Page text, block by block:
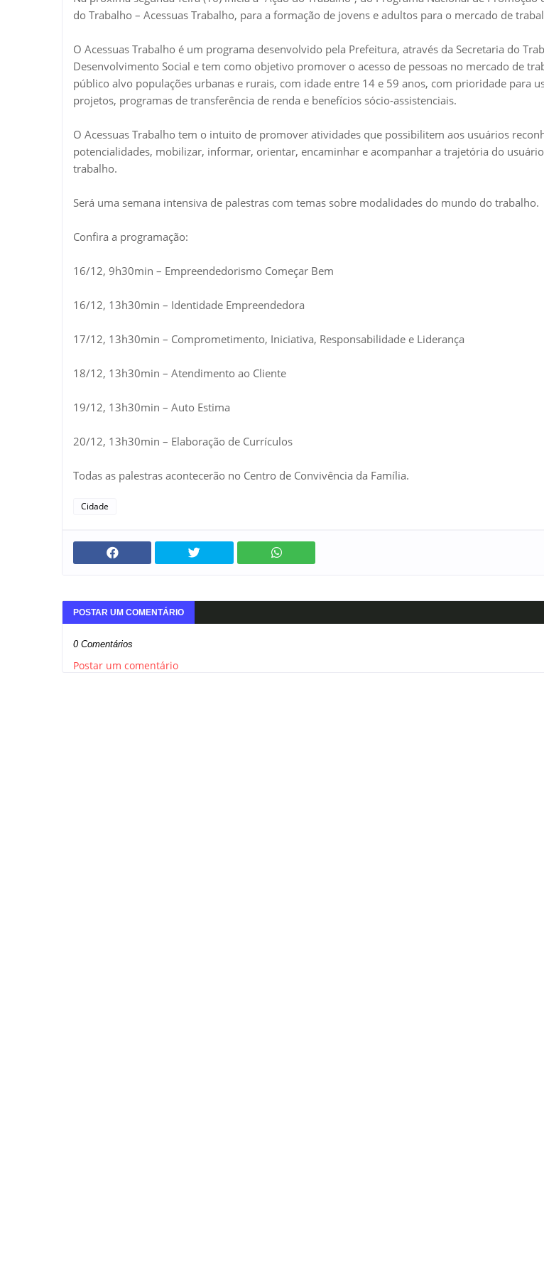
do Trabalho – Acessuas Trabalho, para a formação de jovens e adultos para o mercado de
O Acessuas Trabalho é um programa desenvolvido pela Prefeitura, através da Secretaria do
Desenvolvimento Social e tem como objetivo promover o acesso de pessoas no mercado de
público alvo populações urbanas e rurais, com idade entre 14 e 59 anos, com prioridade para
projetos, programas de transferência de renda e benefícios sócio-assistenciais.
O Acessuas Trabalho tem o intuito de promover atividades que possibilitem aos usuários
potencialidades, mobilizar, informar, orientar, encaminhar e acompanhar a trajetória do
trabalho.
Será uma semana intensiva de palestras com temas sobre modalidades do mundo do trabalho.
Confira a programação:
16/12, 9h30min – Empreendedorismo Começar Bem
16/12, 13h30min – Identidade Empreendedora
17/12, 13h30min – Comprometimento, Iniciativa, Responsabilidade e Liderança
18/12, 13h30min – Atendimento ao Cliente
19/12, 13h30min – Auto Estima
20/12, 13h30min – Elaboração de Currículos
Todas as palestras acontecerão no Centro de Convivência da Família.
Cidade
POSTAR UM COMENTÁRIO
0 Comentários
Postar um comentário